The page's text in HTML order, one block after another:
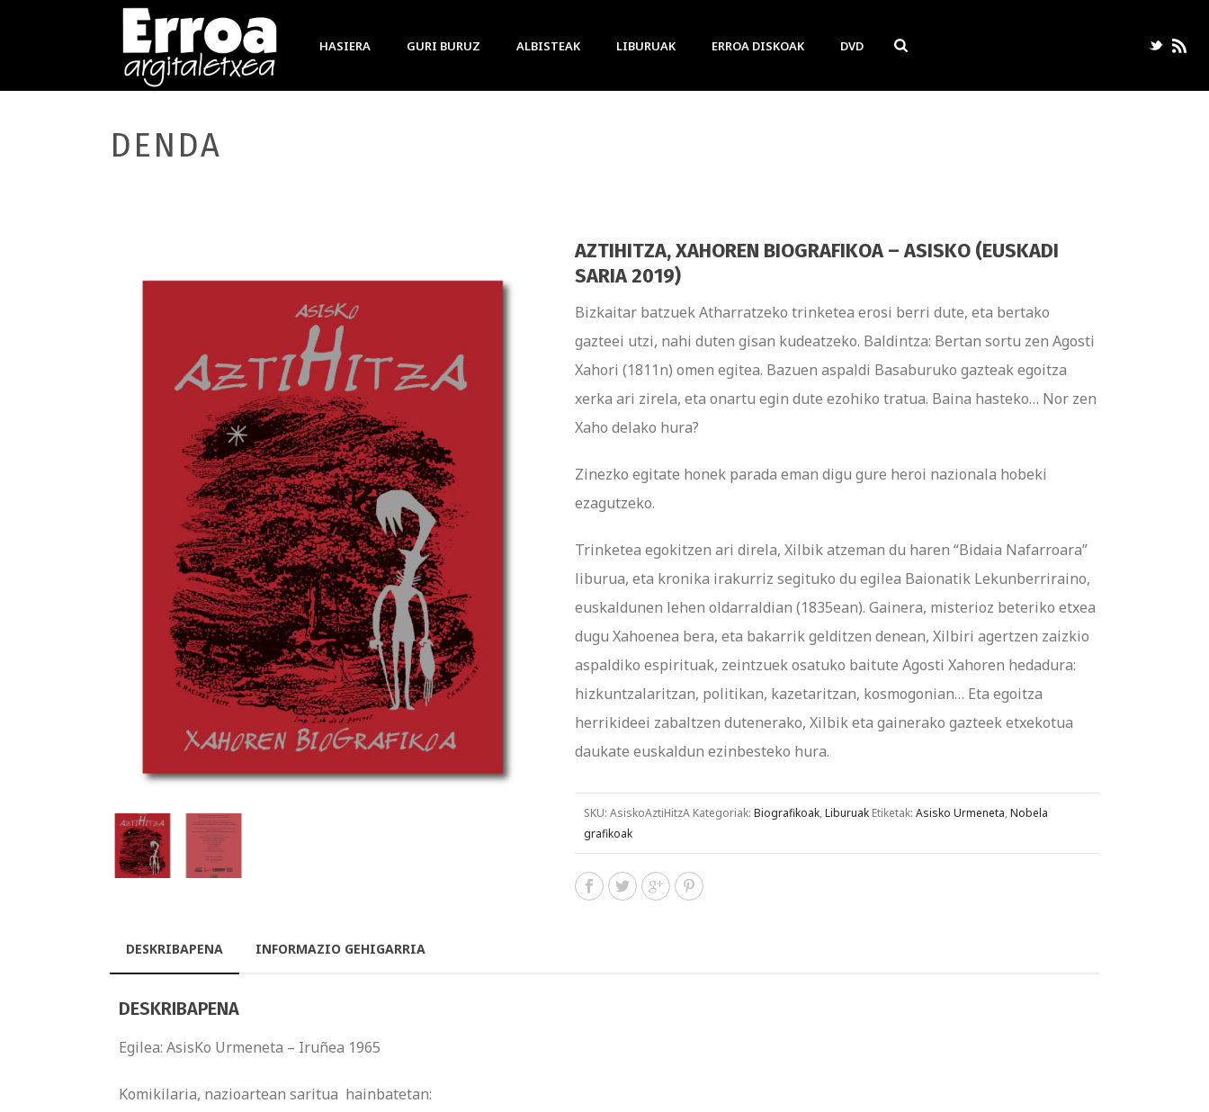
HASIERA GURI BURUZ ALBISTEAK LIBURUAK ERROA DISKOAK DVD
DENDA
AZTIHITZA, XAHOREN BIOGRAFIKOA – ASISKO (EUSKADI
SARIA 2019)
Bizkaitar batzuek Atharratzeko trinketea erosi berri dute, eta bertako
gazteei utzi, nahi duten gisan kudeatzeko. Baldintza: Bertan sortu zen Agosti
Xahori (1811n) omen egitea. Bazuen aspaldi Basaburuko gazteak egoitza
xerka ari zirela, eta onartu egin dute ezohiko tratua. Baina hasteko… Nor zen
Xaho delako hura?
Zinezko egitate honek parada eman digu gure heroi nazionala hobeki
ezagutzeko.
Trinketea egokitzen ari direla, Xilbik atzeman du haren “Bidaia Nafarroara”
liburua, eta kronika irakurriz segituko du egilea Baionatik Lekunberriraino,
euskaldunen lehen oldarraldian (1835ean). Gainera, misterioz beteriko etxea
dugu Xahoenea bera, eta bakarrik gelditzen denean, Xilbiri agertzen zaizkio
aspaldiko espirituak, zeintzuek osatuko baitute Agosti Xahoren hedadura:
hizkuntzalaritzan, politikan, kazetaritzan, kosmogonian… Eta egoitza
herrikideei zabaltzen dutenerako, Xilbik eta gainerako gazteek etxekotua
daukate euskaldun ezinbesteko hura.
SKU: AsiskoAztiHitzA Kategoriak: Biografikoak,Liburuak Etiketak: Asisko Urmeneta,Nobela
grafikoak
DESKRIBAPENA INFORMAZIO GEHIGARRIA
DESKRIBAPENA
Egilea: AsisKo Urmeneta – Iruñea 1965
Komikilaria, nazioartean saritua hainbatetan: